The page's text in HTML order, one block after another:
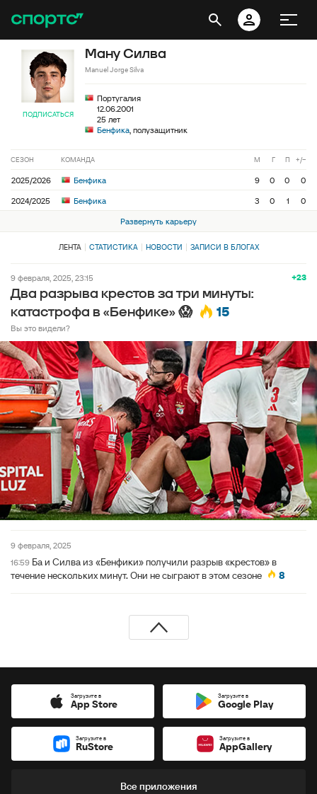
ПОДПИСАТЬСЯ
Ману Силва
Manuel Jorge Silva
Португалия
12.06.2001
25 лет
Бенфика, полузащитник
СЕЗОН КОМАНДА М Г П +/−
2025/2026 Бенфика 9 0 0
0
2024/2025
Бенфика 3 0 1
0
Развернуть карьеру
ЛЕНТА СТАТИСТИКА НОВОСТИ ЗАПИСИ В БЛОГАХ
+23
9 февраля, 2025, 23:15
Два разрыва крестов за три минуты:
катастрофа в «Бенфике» 😱
15
Вы это видели?
9 февраля, 2025
16:59 Ба и Силва из «Бенфики» получили разрыв «крестов» в
течение нескольких минут. Они не сыграют в этом сезоне
8
Загрузите в
App Store
Загрузите в
Google Play
Загрузите в
RuStore
Загрузите в
AppGallery
Все приложения